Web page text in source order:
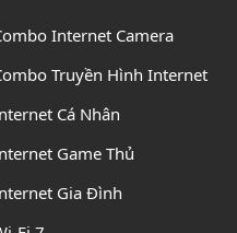
Internet Camera
Truyền Hình Internet
Cá Nhân
Game Thủ
Gia Đình